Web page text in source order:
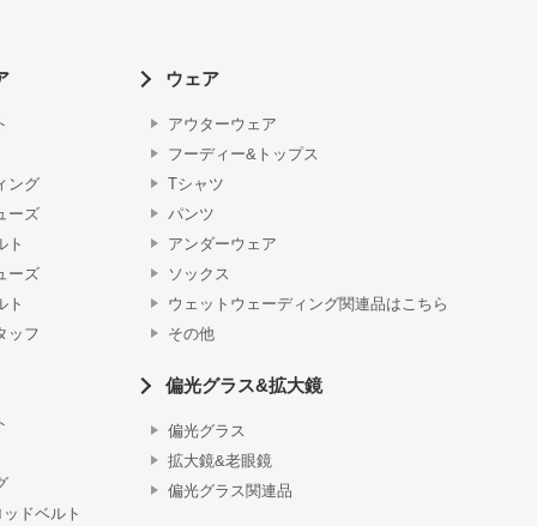
ング
ーズ
ト
ーズ
ト
ッフ
ドベルト
ウェア
アウターウェア
フーディー&トップス
Tシャツ
パンツ
アンダーウェア
ソックス
ウェットウェーディング関連品はこちら
その他
偏光グラス&拡大鏡
偏光グラス
拡大鏡&老眼鏡
偏光グラス関連品